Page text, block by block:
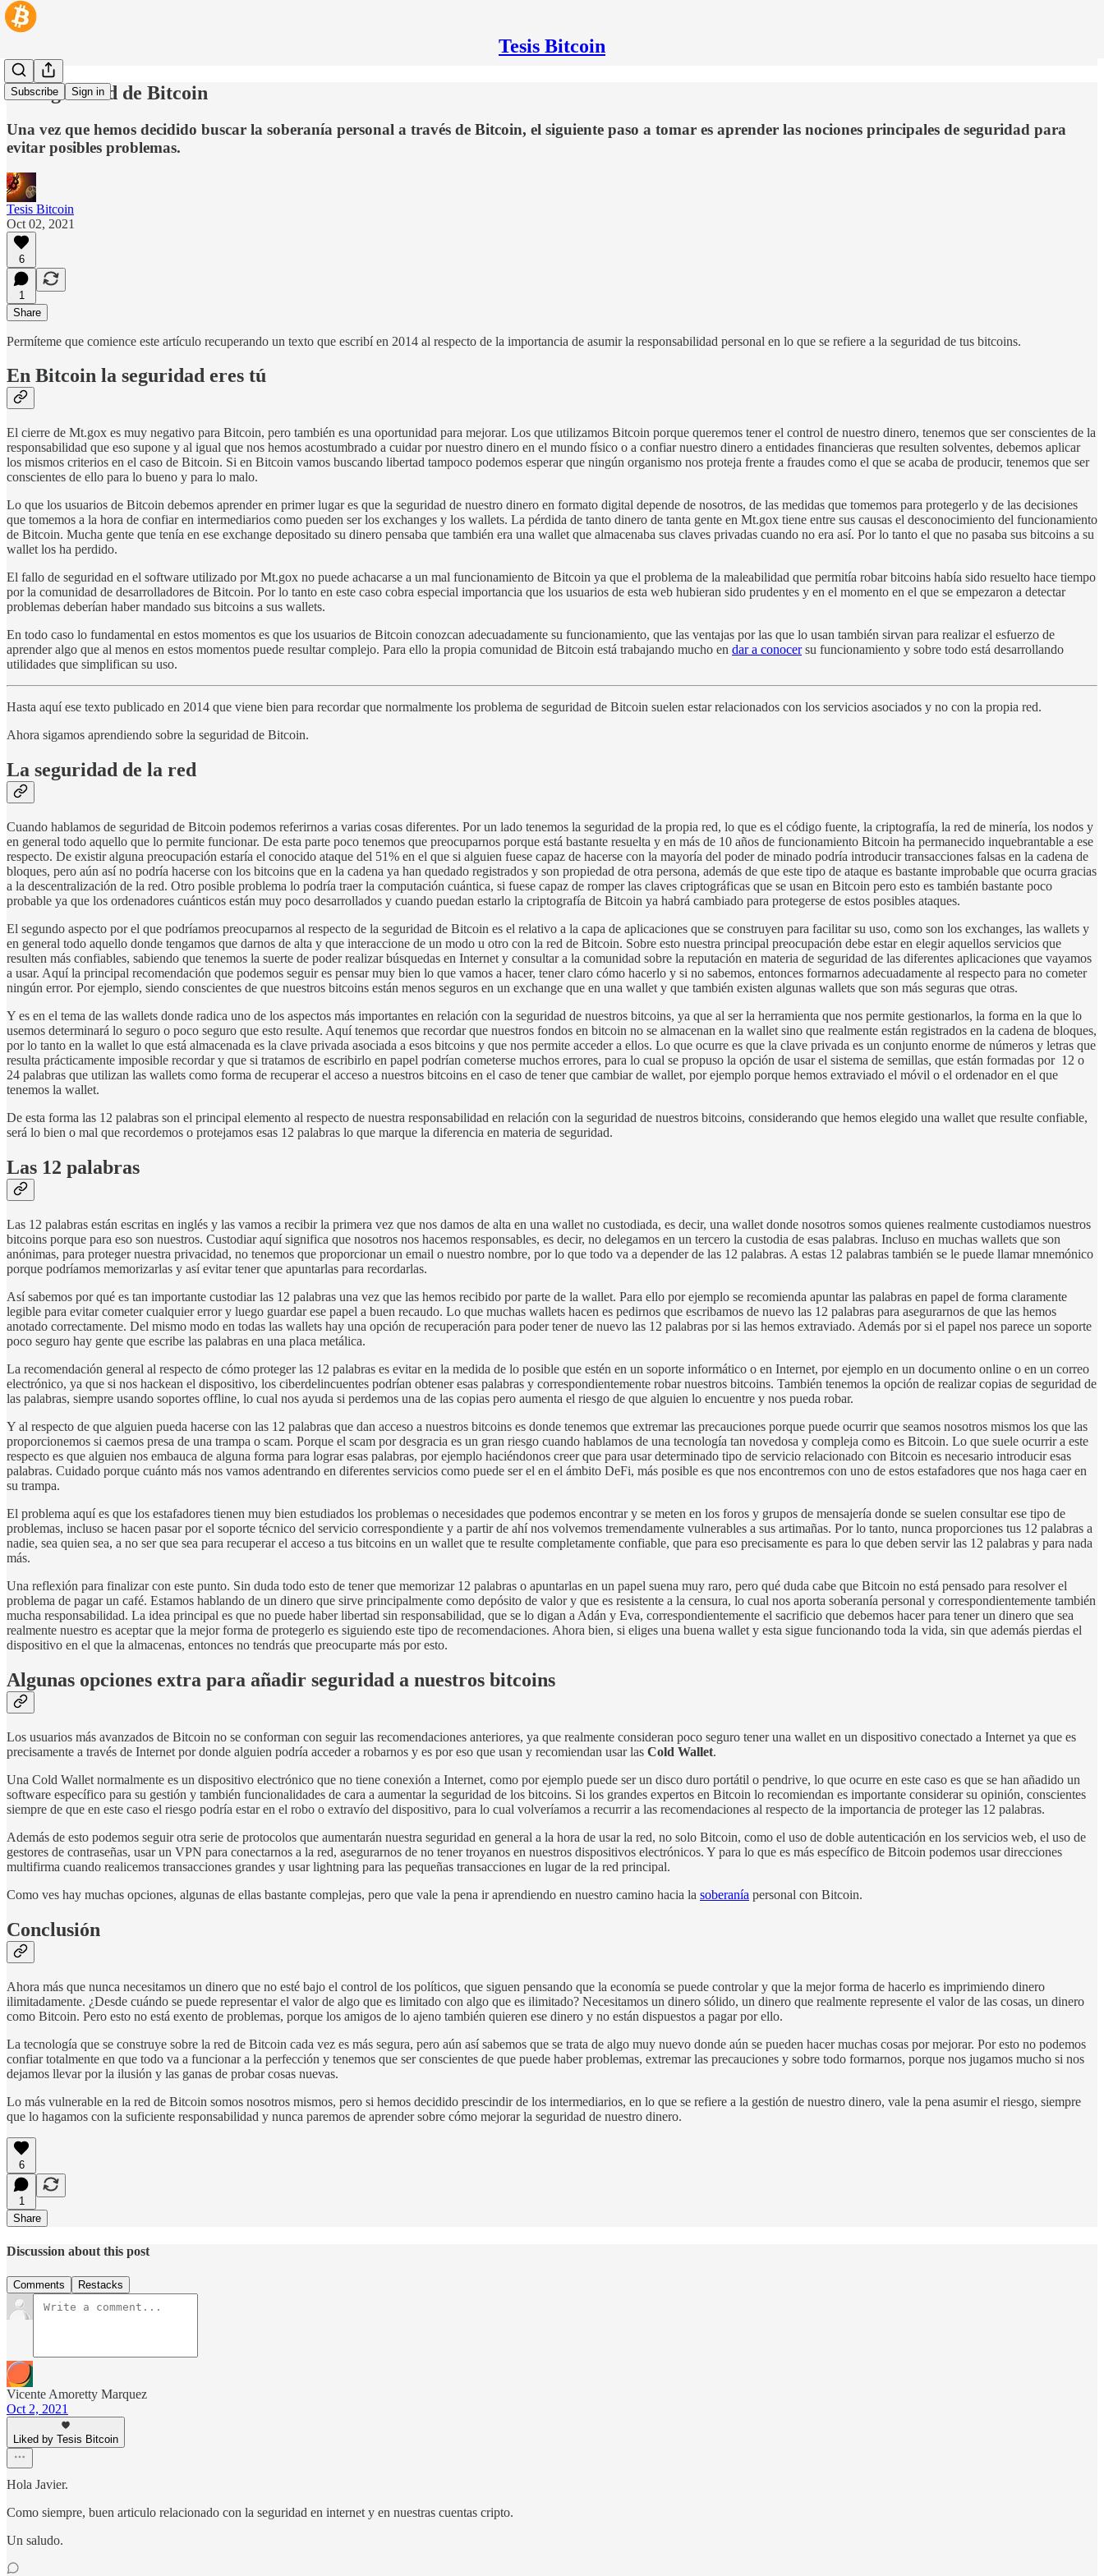
Tesis Bitcoin
Subscribe Sign in
La seguridad de Bitcoin
Una vez que hemos decidido buscar la soberanía personal a través de Bitcoin, el siguiente paso a tomar es aprender las nociones principales de seguridad para
evitar posibles problemas.
Tesis Bitcoin
Oct 02, 2021
6
1
Share
Permíteme que comience este artículo recuperando un texto que escribí en 2014 al respecto de la importancia de asumir la responsabilidad personal en lo que se refiere a la seguridad de tus bitcoins.
En Bitcoin la seguridad eres tú
El cierre de Mt.gox es muy negativo para Bitcoin, pero también es una oportunidad para mejorar. Los que utilizamos Bitcoin porque queremos tener el control de nuestro dinero, tenemos que ser conscientes de la
responsabilidad que eso supone y al igual que nos hemos acostumbrado a cuidar por nuestro dinero en el mundo físico o a confiar nuestro dinero a entidades financieras que resulten solventes, debemos aplicar
los mismos criterios en el caso de Bitcoin. Si en Bitcoin vamos buscando libertad tampoco podemos esperar que ningún organismo nos proteja frente a fraudes como el que se acaba de producir, tenemos que ser
conscientes de ello para lo bueno y para lo malo.
Lo que los usuarios de Bitcoin debemos aprender en primer lugar es que la seguridad de nuestro dinero en formato digital depende de nosotros, de las medidas que tomemos para protegerlo y de las decisiones
que tomemos a la hora de confiar en intermediarios como pueden ser los exchanges y los wallets. La pérdida de tanto dinero de tanta gente en Mt.gox tiene entre sus causas el desconocimiento del funcionamiento
de Bitcoin. Mucha gente que tenía en ese exchange depositado su dinero pensaba que también era una wallet que almacenaba sus claves privadas cuando no era así. Por lo tanto el que no pasaba sus bitcoins a su
wallet los ha perdido.
El fallo de seguridad en el software utilizado por Mt.gox no puede achacarse a un mal funcionamiento de Bitcoin ya que el problema de la maleabilidad que permitía robar bitcoins había sido resuelto hace tiempo
por la comunidad de desarrolladores de Bitcoin. Por lo tanto en este caso cobra especial importancia que los usuarios de esta web hubieran sido prudentes y en el momento en el que se empezaron a detectar
problemas deberían haber mandado sus bitcoins a sus wallets.
En todo caso lo fundamental en estos momentos es que los usuarios de Bitcoin conozcan adecuadamente su funcionamiento, que las ventajas por las que lo usan también sirvan para realizar el esfuerzo de
aprender algo que al menos en estos momentos puede resultar complejo. Para ello la propia comunidad de Bitcoin está trabajando mucho en dar a conocersu funcionamiento y sobre todo está desarrollando
utilidades que simplifican su uso.
Hasta aquí ese texto publicado en 2014 que viene bien para recordar que normalmente los problema de seguridad de Bitcoin suelen estar relacionados con los servicios asociados y no con la propia red.
Ahora sigamos aprendiendo sobre la seguridad de Bitcoin.
La seguridad de la red
Cuando hablamos de seguridad de Bitcoin podemos referirnos a varias cosas diferentes. Por un lado tenemos la seguridad de la propia red, lo que es el código fuente, la criptografía, la red de minería, los nodos y
en general todo aquello que lo permite funcionar. De esta parte poco tenemos que preocuparnos porque está bastante resuelta y en más de 10 años de funcionamiento Bitcoin ha permanecido inquebrantable a ese
respecto. De existir alguna preocupación estaría el conocido ataque del 51% en el que si alguien fuese capaz de hacerse con la mayoría del poder de minado podría introducir transacciones falsas en la cadena de
bloques, pero aún así no podría hacerse con los bitcoins que en la cadena ya han quedado registrados y son propiedad de otra persona, además de que este tipo de ataque es bastante improbable que ocurra gracias
a la descentralización de la red. Otro posible problema lo podría traer la computación cuántica, si fuese capaz de romper las claves criptográficas que se usan en Bitcoin pero esto es también bastante poco
probable ya que los ordenadores cuánticos están muy poco desarrollados y cuando puedan estarlo la criptografía de Bitcoin ya habrá cambiado para protegerse de estos posibles ataques.
El segundo aspecto por el que podríamos preocuparnos al respecto de la seguridad de Bitcoin es el relativo a la capa de aplicaciones que se construyen para facilitar su uso, como son los exchanges, las wallets y
en general todo aquello donde tengamos que darnos de alta y que interaccione de un modo u otro con la red de Bitcoin. Sobre esto nuestra principal preocupación debe estar en elegir aquellos servicios que
resulten más confiables, sabiendo que tenemos la suerte de poder realizar búsquedas en Internet y consultar a la comunidad sobre la reputación en materia de seguridad de las diferentes aplicaciones que vayamos
a usar. Aquí la principal recomendación que podemos seguir es pensar muy bien lo que vamos a hacer, tener claro cómo hacerlo y si no sabemos, entonces formarnos adecuadamente al respecto para no cometer
ningún error. Por ejemplo, siendo conscientes de que nuestros bitcoins están menos seguros en un exchange que en una wallet y que también existen algunas wallets que son más seguras que otras.
Y es en el tema de las wallets donde radica uno de los aspectos más importantes en relación con la seguridad de nuestros bitcoins, ya que al ser la herramienta que nos permite gestionarlos, la forma en la que lo
usemos determinará lo seguro o poco seguro que esto resulte. Aquí tenemos que recordar que nuestros fondos en bitcoin no se almacenan en la wallet sino que realmente están registrados en la cadena de bloques,
por lo tanto en la wallet lo que está almacenada es la clave privada asociada a esos bitcoins y que nos permite acceder a ellos. Lo que ocurre es que la clave privada es un conjunto enorme de números y letras que
resulta prácticamente imposible recordar y que si tratamos de escribirlo en papel podrían cometerse muchos errores, para lo cual se propuso la opción de usar el sistema de semillas, que están formadas por 12 o
24 palabras que utilizan las wallets como forma de recuperar el acceso a nuestros bitcoins en el caso de tener que cambiar de wallet, por ejemplo porque hemos extraviado el móvil o el ordenador en el que
tenemos la wallet.
De esta forma las 12 palabras son el principal elemento al respecto de nuestra responsabilidad en relación con la seguridad de nuestros bitcoins, considerando que hemos elegido una wallet que resulte confiable,
será lo bien o mal que recordemos o protejamos esas 12 palabras lo que marque la diferencia en materia de seguridad.
Las 12 palabras
Las 12 palabras están escritas en inglés y las vamos a recibir la primera vez que nos damos de alta en una wallet no custodiada, es decir, una wallet donde nosotros somos quienes realmente custodiamos nuestros
bitcoins porque para eso son nuestros. Custodiar aquí significa que nosotros nos hacemos responsables, es decir, no delegamos en un tercero la custodia de esas palabras. Incluso en muchas wallets que son
anónimas, para proteger nuestra privacidad, no tenemos que proporcionar un email o nuestro nombre, por lo que todo va a depender de las 12 palabras. A estas 12 palabras también se le puede llamar mnemónico
porque podríamos memorizarlas y así evitar tener que apuntarlas para recordarlas.
Así sabemos por qué es tan importante custodiar las 12 palabras una vez que las hemos recibido por parte de la wallet. Para ello por ejemplo se recomienda apuntar las palabras en papel de forma claramente
legible para evitar cometer cualquier error y luego guardar ese papel a buen recaudo. Lo que muchas wallets hacen es pedirnos que escribamos de nuevo las 12 palabras para asegurarnos de que las hemos
anotado correctamente. Del mismo modo en todas las wallets hay una opción de recuperación para poder tener de nuevo las 12 palabras por si las hemos extraviado. Además por si el papel nos parece un soporte
poco seguro hay gente que escribe las palabras en una placa metálica.
La recomendación general al respecto de cómo proteger las 12 palabras es evitar en la medida de lo posible que estén en un soporte informático o en Internet, por ejemplo en un documento online o en un correo
electrónico, ya que si nos hackean el dispositivo, los ciberdelincuentes podrían obtener esas palabras y correspondientemente robar nuestros bitcoins. También tenemos la opción de realizar copias de seguridad de
las palabras, siempre usando soportes offline, lo cual nos ayuda si perdemos una de las copias pero aumenta el riesgo de que alguien lo encuentre y nos pueda robar.
Y al respecto de que alguien pueda hacerse con las 12 palabras que dan acceso a nuestros bitcoins es donde tenemos que extremar las precauciones porque puede ocurrir que seamos nosotros mismos los que las
proporcionemos si caemos presa de una trampa o scam. Porque el scam por desgracia es un gran riesgo cuando hablamos de una tecnología tan novedosa y compleja como es Bitcoin. Lo que suele ocurrir a este
respecto es que alguien nos embauca de alguna forma para lograr esas palabras, por ejemplo haciéndonos creer que para usar determinado tipo de servicio relacionado con Bitcoin es necesario introducir esas
palabras. Cuidado porque cuánto más nos vamos adentrando en diferentes servicios como puede ser el en el ámbito DeFi, más posible es que nos encontremos con uno de estos estafadores que nos haga caer en
su trampa.
El problema aquí es que los estafadores tienen muy bien estudiados los problemas o necesidades que podemos encontrar y se meten en los foros y grupos de mensajería donde se suelen consultar ese tipo de
problemas, incluso se hacen pasar por el soporte técnico del servicio correspondiente y a partir de ahí nos volvemos tremendamente vulnerables a sus artimañas. Por lo tanto, nunca proporciones tus 12 palabras a
nadie, sea quien sea, a no ser que sea para recuperar el acceso a tus bitcoins en un wallet que te resulte completamente confiable, que para eso precisamente es para lo que deben servir las 12 palabras y para nada
más.
Una reflexión para finalizar con este punto. Sin duda todo esto de tener que memorizar 12 palabras o apuntarlas en un papel suena muy raro, pero qué duda cabe que Bitcoin no está pensado para resolver el
problema de pagar un café. Estamos hablando de un dinero que sirve principalmente como depósito de valor y que es resistente a la censura, lo cual nos aporta soberanía personal y correspondientemente también
mucha responsabilidad. La idea principal es que no puede haber libertad sin responsabilidad, que se lo digan a Adán y Eva, correspondientemente el sacrificio que debemos hacer para tener un dinero que sea
realmente nuestro es aceptar que la mejor forma de protegerlo es siguiendo este tipo de recomendaciones. Ahora bien, si eliges una buena wallet y esta sigue funcionando toda la vida, sin que además pierdas el
dispositivo en el que la almacenas, entonces no tendrás que preocuparte más por esto.
Algunas opciones extra para añadir seguridad a nuestros bitcoins
Los usuarios más avanzados de Bitcoin no se conforman con seguir las recomendaciones anteriores, ya que realmente consideran poco seguro tener una wallet en un dispositivo conectado a Internet ya que es
precisamente a través de Internet por donde alguien podría acceder a robarnos y es por eso que usan y recomiendan usar las Cold Wallet.
Una Cold Wallet normalmente es un dispositivo electrónico que no tiene conexión a Internet, como por ejemplo puede ser un disco duro portátil o pendrive, lo que ocurre en este caso es que se han añadido un
software específico para su gestión y también funcionalidades de cara a aumentar la seguridad de los bitcoins. Si los grandes expertos en Bitcoin lo recomiendan es importante considerar su opinión, conscientes
siempre de que en este caso el riesgo podría estar en el robo o extravío del dispositivo, para lo cual volveríamos a recurrir a las recomendaciones al respecto de la importancia de proteger las 12 palabras.
Además de esto podemos seguir otra serie de protocolos que aumentarán nuestra seguridad en general a la hora de usar la red, no solo Bitcoin, como el uso de doble autenticación en los servicios web, el uso de
gestores de contraseñas, usar un VPN para conectarnos a la red, asegurarnos de no tener troyanos en nuestros dispositivos electrónicos. Y para lo que es más específico de Bitcoin podemos usar direcciones
multifirma cuando realicemos transacciones grandes y usar lightning para las pequeñas transacciones en lugar de la red principal.
Como ves hay muchas opciones, algunas de ellas bastante complejas, pero que vale la pena ir aprendiendo en nuestro camino hacia la soberanía personal con Bitcoin.
Conclusión
Ahora más que nunca necesitamos un dinero que no esté bajo el control de los políticos, que siguen pensando que la economía se puede controlar y que la mejor forma de hacerlo es imprimiendo dinero
ilimitadamente. ¿Desde cuándo se puede representar el valor de algo que es limitado con algo que es ilimitado? Necesitamos un dinero sólido, un dinero que realmente represente el valor de las cosas, un dinero
como Bitcoin. Pero esto no está exento de problemas, porque los amigos de lo ajeno también quieren ese dinero y no están dispuestos a pagar por ello.
La tecnología que se construye sobre la red de Bitcoin cada vez es más segura, pero aún así sabemos que se trata de algo muy nuevo donde aún se pueden hacer muchas cosas por mejorar. Por esto no podemos
confiar totalmente en que todo va a funcionar a la perfección y tenemos que ser conscientes de que puede haber problemas, extremar las precauciones y sobre todo formarnos, porque nos jugamos mucho si nos
dejamos llevar por la ilusión y las ganas de probar cosas nuevas.
Lo más vulnerable en la red de Bitcoin somos nosotros mismos, pero si hemos decidido prescindir de los intermediarios, en lo que se refiere a la gestión de nuestro dinero, vale la pena asumir el riesgo, siempre
que lo hagamos con la suficiente responsabilidad y nunca paremos de aprender sobre cómo mejorar la seguridad de nuestro dinero.
6
1
Share
Discussion about this post
Comments Restacks
Vicente Amoretty Marquez
Oct 2, 2021
Liked by Tesis Bitcoin
Hola Javier.
Como siempre, buen articulo relacionado con la seguridad en internet y en nuestras cuentas cripto.
Un saludo.